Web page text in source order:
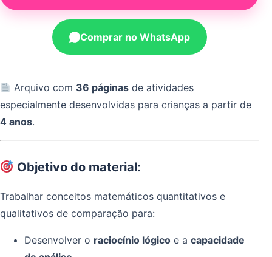
Comprar no WhatsApp
Arquivo com 36 páginas de atividades
especialmente desenvolvidas para crianças a partir de
4 anos.
Objetivo do material:
Trabalhar conceitos matemáticos quantitativos e
qualitativos de comparação para:
Desenvolver o raciocínio lógico e a capacidade